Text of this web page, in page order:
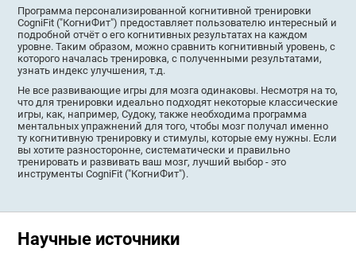
Программа персонализированной когнитивной тренировки
CogniFit ("КогниФит") предоставляет пользователю интересный и
подробной отчёт о его когнитивных результатах на каждом
уровне. Таким образом, можно сравнить когнитивный уровень, с
которого началась тренировка, с полученными результатами,
узнать индекс улучшения, т.д.
Не все развивающие игры для мозга одинаковы. Несмотря на то,
что для тренировки идеально подходят некоторые классические
игры, как, например, Судоку, также необходима программа
ментальных упражнений для того, чтобы мозг получал именно
ту когнитивную тренировку и стимулы, которые ему нужны. Если
вы хотите разносторонне, систематически и правильно
тренировать и развивать ваш мозг, лучший выбор - это
инструменты CogniFit ("КогниФит").
Научные источники